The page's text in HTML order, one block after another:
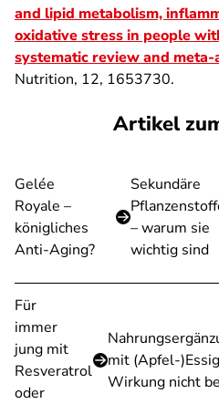
and lipid metabolism,
oxidative stress in people
systematic review and meta-
Nutrition, 12, 1653730.
Artikel
Gelée
Royale –
königliches
Anti-Aging?
Sekundäre
– warum sie
wichtig sind
Für
immer
jung mit
Resveratrol
oder
mit (Apfel-
Wirkung nicht